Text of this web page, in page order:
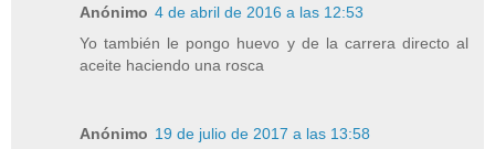
Anónimo 4 de abril de 2016 a las 12:53
Yo también le pongo huevo y de la carrera directo al
aceite haciendo una rosca
Anónimo 19 de julio de 2017 a las 13:58